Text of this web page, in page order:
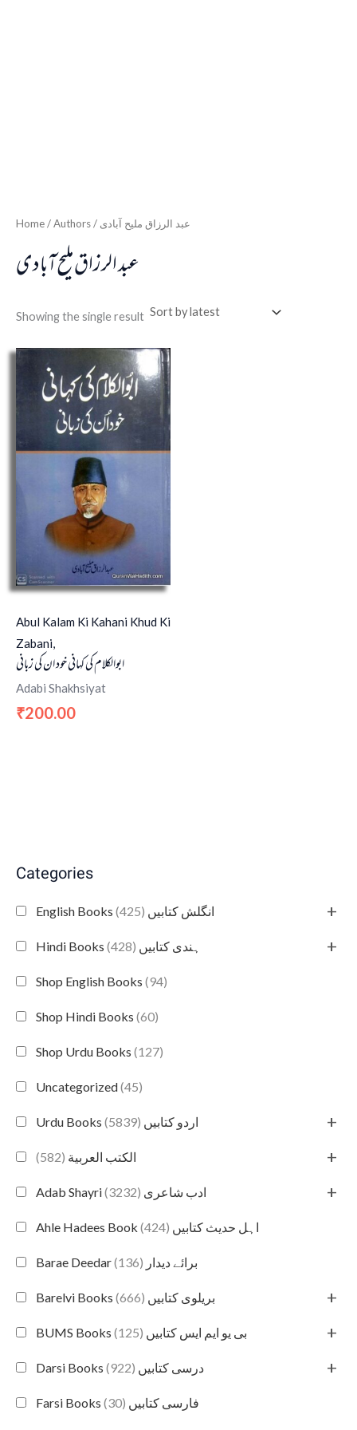
Categories
English Books انگلش کتابیں (425) +
Hindi Books ہندی کتابیں (428) +
Shop English Books (94)
Shop Hindi Books (60)
Shop Urdu Books (127)
Uncategorized(45)
Urdu Books اردو کتابیں (5839) +
الكتب العربية (582) +
Adab Shayri ادب شاعری (3232) +
Ahle Hadees Book اہل حدیث کتابیں (424)
Barae Deedar برائے دیدار (136)
Barelvi Books بریلوی کتابیں (666) +
BUMS Books بی یو ایم ایس کتابیں (125) +
Darsi Books درسی کتابیں (922) +
Farsi Books فارسی کتابیں (30)
Home / Authors / عبد الرزاق ملیح آبادی
عبد الرزاق ملیح آبادی
Showing the single result
Abul Kalam Ki Kahani Khud Ki
Zabani,
ابوالکلام کی کہانی خود ان کی زبانی
Adabi Shakhsiyat
₹200.00